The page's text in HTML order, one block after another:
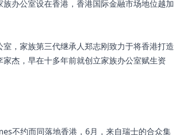
办公室设在香港，香港国际金融市场地位越加
，家族第三代继承人郑志刚致力于将香港打造
杰，早在十多年前就创立家族办公室赋生资
不约而同落地香港，6月，来自瑞士的合众集